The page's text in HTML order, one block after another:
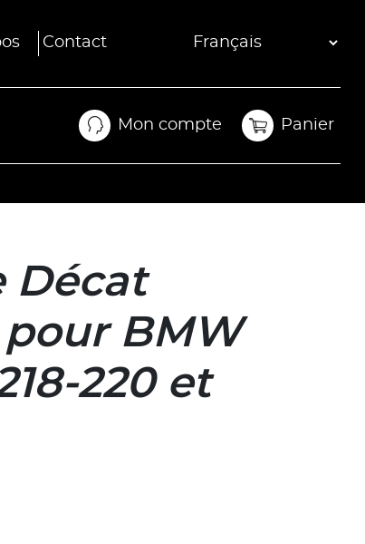
Contact
Mon compte
Mon compte
Panier
Panier
Décat
pour BMW
220 et